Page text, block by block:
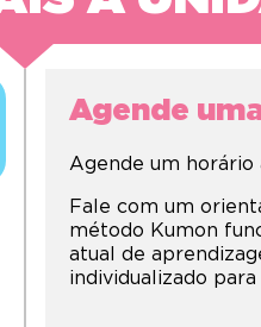
Agende
Agende um horário
Fale com um
método Kumon
atual de
individualizado